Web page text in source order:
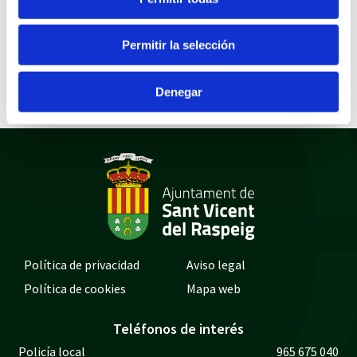
Permitir la selección
Denegar
Documentos
Decreto incoación
Decreto incoación ampliación
Política de privacidad
Aviso legal
Política de cookies
Mapa web
Teléfonos de interés
Policía local 965 675 040